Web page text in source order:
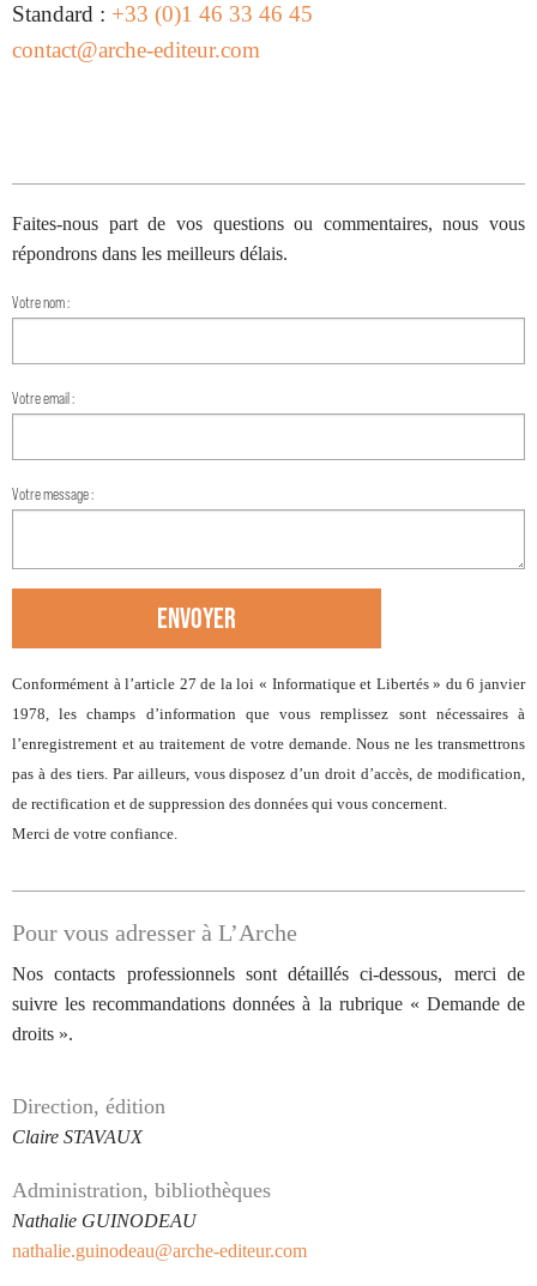
Standard : +33 (0)1 46 33 46 45
contact@arche-editeur.com
Faites-nous part de vos questions ou commentaires, nous vous
répondrons dans les meilleurs délais.
Votre nom :
Votre email :
Votre message :
ENVOYER
Conformément à l’article 27 de la loi « Informatique et Libertés » du 6 janvier
1978, les champs d’information que vous remplissez sont nécessaires à
l’enregistrement et au traitement de votre demande. Nous ne les transmettrons
pas à des tiers. Par ailleurs, vous disposez d’un droit d’accès, de modification,
de rectification et de suppression des données qui vous concernent.
Merci de votre confiance.
Pour vous adresser à L’Arche
Nos contacts professionnels sont détaillés ci-dessous, merci de
suivre les recommandations données à la rubrique « Demande de
droits ».
Direction, édition
Claire STAVAUX
Administration, bibliothèques
Nathalie GUINODEAU
nathalie.guinodeau@arche-editeur.com